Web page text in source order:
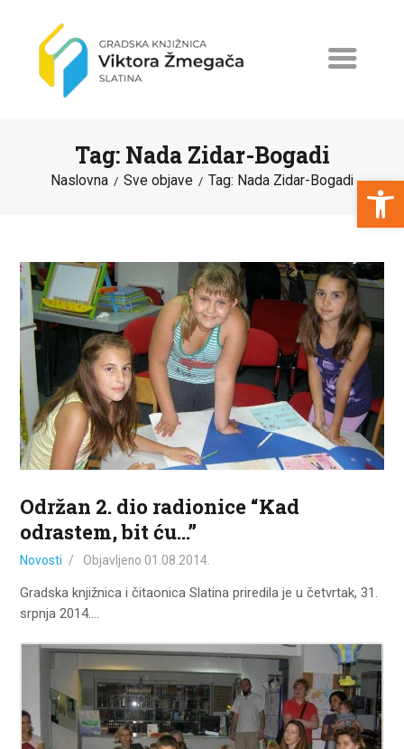
Open toolbar
Tag: Nada Zidar-Bogadi
Naslovna Sve objave Tag: Nada Zidar-Bogadi
NOVOSTI
ERASMUS+
PROGRAMI I PROJEKTI
KATALOG
O KNJIŽNICI
ZA KORISNIKE
ODJELI
KONTAKT
Održan 2. dio radionice “Kad
odrastem, bit ću…”
Novosti Objavljeno 01.08.2014.
Gradska knjižnica i čitaonica Slatina priredila je u četvrtak, 31.
srpnja 2014.…